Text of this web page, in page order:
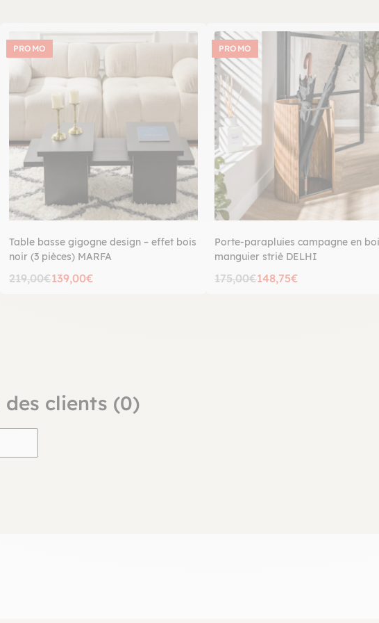
PROMO
Table basse gigogne design – effet bois
noir (3 pièces) MARFA
219,00€139,00€
PROMO
Porte-parapluies campagne en
manguier strié DELHI
175,00€148,75€
des clients (0)